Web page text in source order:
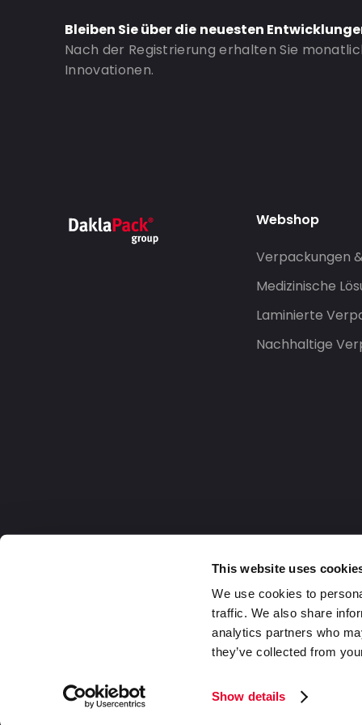
This website uses
We use cookies to
traffic. We also share
analytics partners who
they’ve collected from
Show details
Bleiben Sie über die neuesten
Nach der Registrierung erhalten Sie
Innovationen.
Webshop
Verpackungen
Medizinische
Laminierte
Nachhaltige
2026 DaklaPack Group. Alle Rechte